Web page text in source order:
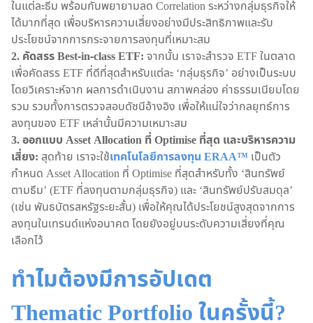
ในแต่ละธีม พร้อมกับพยายามลด Correlation ระหว่างกลุ่มธุรกิจให้
ได้มากที่สุด เพื่อบริหารความเสี่ยงอย่างมีประสิทธิภาพและรับ
ประโยชน์จากการกระจายการลงทุนที่เหมาะสม
2. คัดสรร Best-in-class ETF: จากนั้น เราจะสำรวจ ETF ในตลาด
เพื่อคัดสรร ETF ที่ดีที่สุดสำหรับแต่ละ ‘กลุ่มธุรกิจ’ อย่างเป็นระบบ
โดยวิเคราะห์จาก ผลการดำเนินงาน สภาพคล่อง ค่าธรรมเนียมโดย
รวม รวมทั้งการตรวจสอบดัชนีอ้างอิง เพื่อให้แน่ใจว่ากลยุทธ์การ
ลงทุนของ ETF เหล่านั้นมีความเหมาะสม
3. ออกแบบ Asset Allocation ที่ Optimise ที่สุด และบริหารความ
เสี่ยง: สุดท้าย เราจะใช้เทคโนโลยีการลงทุน ERAA™ เป็นตัว
กำหนด Asset Allocation ที่ Optimise ที่สุดสำหรับทั้ง ‘สินทรัพย์
ตามธีม’ (ETF ที่ลงทุนตามกลุ่มธุรกิจ) และ ‘สินทรัพย์ปรับสมดุล’
(เช่น พันธบัตรสหรัฐระยะสั้น) เพื่อให้คุณได้ประโยชน์สูงสุดจากการ
ลงทุนในเทรนด์แห่งอนาคต โดยยังอยู่บนระดับความเสี่ยงที่คุณ
เลือกไว้
ทำไมต้องมีการอัปเดต
Thematic Portfolio ในครั้งนี้?